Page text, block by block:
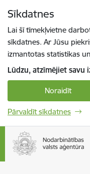
Sīkdatnes
Lai šī tīmekļvietne
sīkdatnes. Ar Jūsu
izmantotas statistikas
Lūdzu, atzīmējiet savu
Noraidīt
Pārvaldīt sīkdatnes